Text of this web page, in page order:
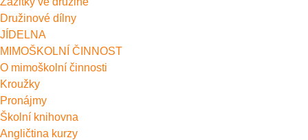
Družinové dílny
JÍDELNA
MIMOŠKOLNÍ ČINNOST
O mimoškolní činnosti
Kroužky
Pronájmy
Školní knihovna
Angličtina kurzy